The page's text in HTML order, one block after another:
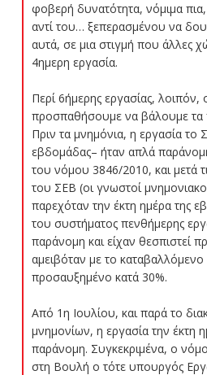
φοβερή δυνατότητα, νόμιμα
αντί του… ξεπερασμένου να
αυτά, σε μια στιγμή που άλλες
4ημερη εργασία.
Περί 6ήμερης εργασίας, λοιπόν,
προσπαθήσουμε να βάλουμε τα
Πριν τα μνημόνια, η εργασία το
εβδομάδας– ήταν απλά
του νόμου 3846/2010, και μετά
του ΣΕΒ (οι γνωστοί
παρεχόταν την έκτη ημέρα της
του συστήματος πενθήμερης
παράνομη και είχαν θεσπιστεί
αμειβόταν με το καταβαλλόμενο
προσαυξημένο κατά 30%.
Από 1η Ιουλίου, και παρά το
μνημονίων, η εργασία την έκτη
παράνομη. Συγκεκριμένα, ο
στη Βουλή ο τότε υπουργός